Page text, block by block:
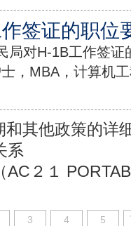
签证的职位
局对H-1B工作签证
，MBA，计算机
其他政策的详
系
２１
3 4 5